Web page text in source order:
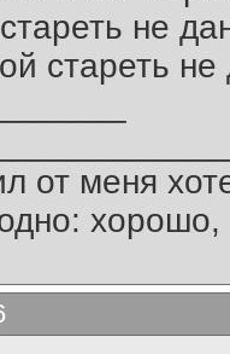
не
стареть не
от меня